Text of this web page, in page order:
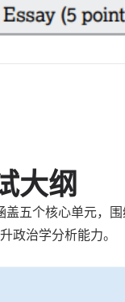
大纲
五个核心单元，
政治学分析能力。